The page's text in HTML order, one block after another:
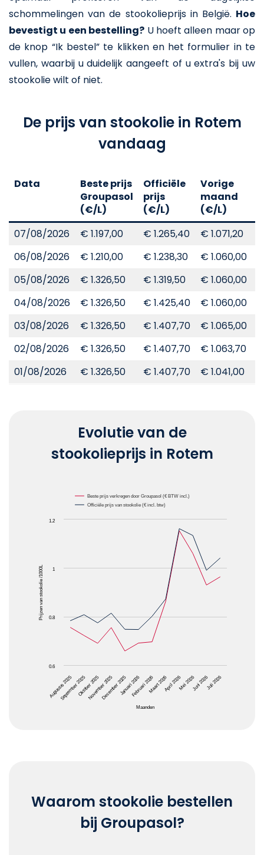
schommelingen van de stookolieprijs in België. Hoe
bevestigt u een bestelling? U hoeft alleen maar op
de knop “Ik bestel” te klikken en het formulier in te
vullen, waarbij u duidelijk aangeeft of u extra's bij uw
stookolie wilt of niet.
De prijs van stookolie in Rotem
vandaag
Data
Beste prijs
Groupasol
(€/L)
Officiële
prijs
(€/L)
Vorige
maand
(€/L)
07/08/2026
€ 1.197,00 € 1.265,40 € 1.071,20
06/08/2026
€ 1.210,00 € 1.238,30 € 1.060,00
05/08/2026
€ 1.326,50 € 1.319,50 € 1.060,00
04/08/2026
€ 1.326,50 € 1.425,40 € 1.060,00
03/08/2026
€ 1.326,50 € 1.407,70 € 1.065,00
02/08/2026
€ 1.326,50 € 1.407,70 € 1.063,70
01/08/2026
€ 1.326,50 € 1.407,70 € 1.041,00
Evolutie van de
stookolieprijs in Rotem
Line chart with 2 lines.
The chart has 1 X axis displaying Maanden.
The chart has 1 Y axis displaying Prijzen van
Maanden
Prijzen van stookolie /1000L
Beste prijs verkregen door Groupasol (€ BTW incl.)
Officiële prijs van stookolie (€ incl. btw)
Augustus 2025
September 2025Oktober 2025
November 2025December 2025Januari 2026Februari 2026Maart 2026April 2026Mei 2026Juni 2026Juli 2026
0.6
0.8
1
1.2
Waarom stookolie bestellen
bij Groupasol?